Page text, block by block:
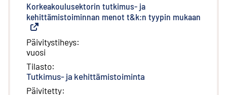
Korkeakoulusektorin tutkimus- ja
kehittämistoiminnan menot t&k:n tyypin mukaan
Päivitystiheys:
vuosi
Tilasto:
Tutkimus- ja kehittämistoiminta
Päivitetty: